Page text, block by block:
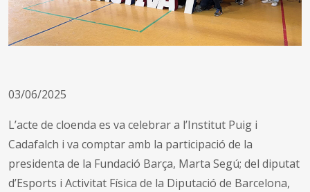
03/06/2025
L’acte de cloenda es va celebrar a l’Institut Puig i
Cadafalch i va comptar amb la participació de la
presidenta de la Fundació Barça, Marta Segú; del diputat
d’Esports i Activitat Física de la Diputació de Barcelona,